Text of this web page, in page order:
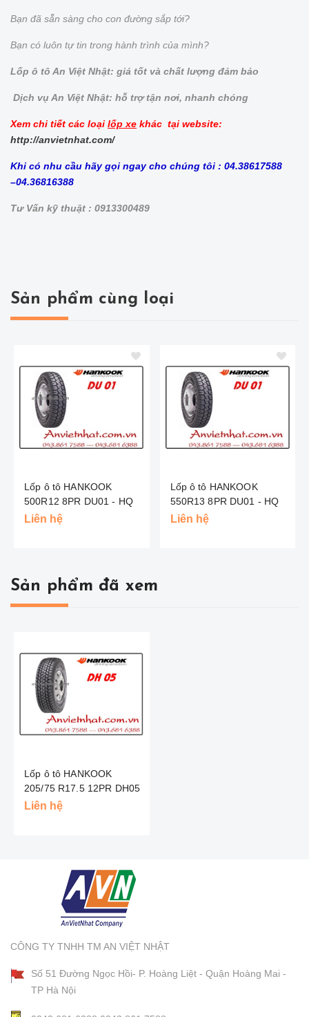
Bạn đã sẵn sàng cho con đường sắp tới?
Bạn có luôn tự tin trong hành trình của mình?
Lốp ô tô An Việt Nhật: giá tốt và chất lượng đảm bảo
Dịch vụ An Việt Nhật: hỗ trợ tận nơi, nhanh chóng
Xem chi tiết các loại lốp xe khác tại website:
http://anvietnhat.com/
Khi có nhu cầu hãy gọi ngay cho chúng tôi : 04.38617588
–04.36816388
Tư Vấn kỹ thuật : 0913300489
Sản phẩm cùng loại
Lốp ô tô HANKOOK
500R12 8PR DU01 - HQ
Liên hệ
Lốp ô tô HANKOOK
550R13 8PR DU01 - HQ
Liên hệ
Sản phẩm đã xem
Lốp ô tô HANKOOK
205/75 R17.5 12PR DH05
- HQ
Liên hệ
CÔNG TY TNHH TM AN VIỆT NHẬT
Số 51 Đường Ngọc Hồi- P. Hoàng Liệt - Quận Hoàng Mai -
TP Hà Nội